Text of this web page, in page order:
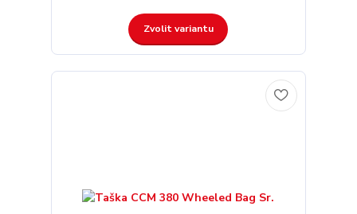
Zvolit variantu